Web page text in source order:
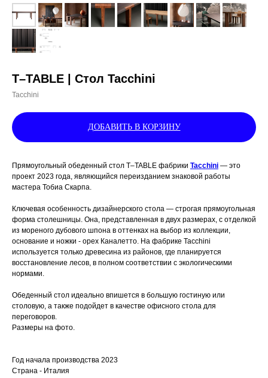
T–TABLE | Стол Tacchini
Tacchini
ДОБАВИТЬ В КОРЗИНУ
Прямоугольный обеденный стол T–TABLE фабрики Tacchini — это
проект 2023 года, являющийся переизданием знаковой работы
мастера Тобиа Скарпа.
Ключевая особенность дизайнерского стола — строгая прямоугольная
форма столешницы. Она, представленная в двух размерах, с отделкой
из мореного дубового шпона в оттенках на выбор из коллекции,
основание и ножки - орех Каналетто. На фабрике Tacchini
используется только древесина из районов, где планируется
восстановление лесов, в полном соответствии с экологическими
нормами.
Обеденный стол идеально впишется в большую гостиную или
столовую, а также подойдет в качестве офисного стола для
переговоров.
Размеры на фото.
Год начала производства 2023
Страна - Италия